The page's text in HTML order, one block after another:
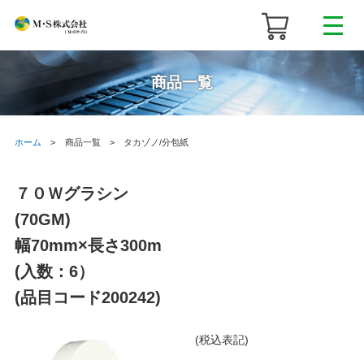
商品一覧
ホーム 商品一覧 タカゾノ/分包紙
７０Ｗグラシン
(70GM)
幅70mm×長さ300m
(入数：6）
(品目コード200242)
(税込表記)